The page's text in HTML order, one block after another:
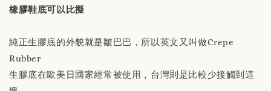
橡膠鞋底可以比擬
純正生膠底的外貌就是皺巴巴，所以英文又叫做Crepe
Rubber
生膠底在歐美日國家經常被使用，台灣則是比較少接觸到這